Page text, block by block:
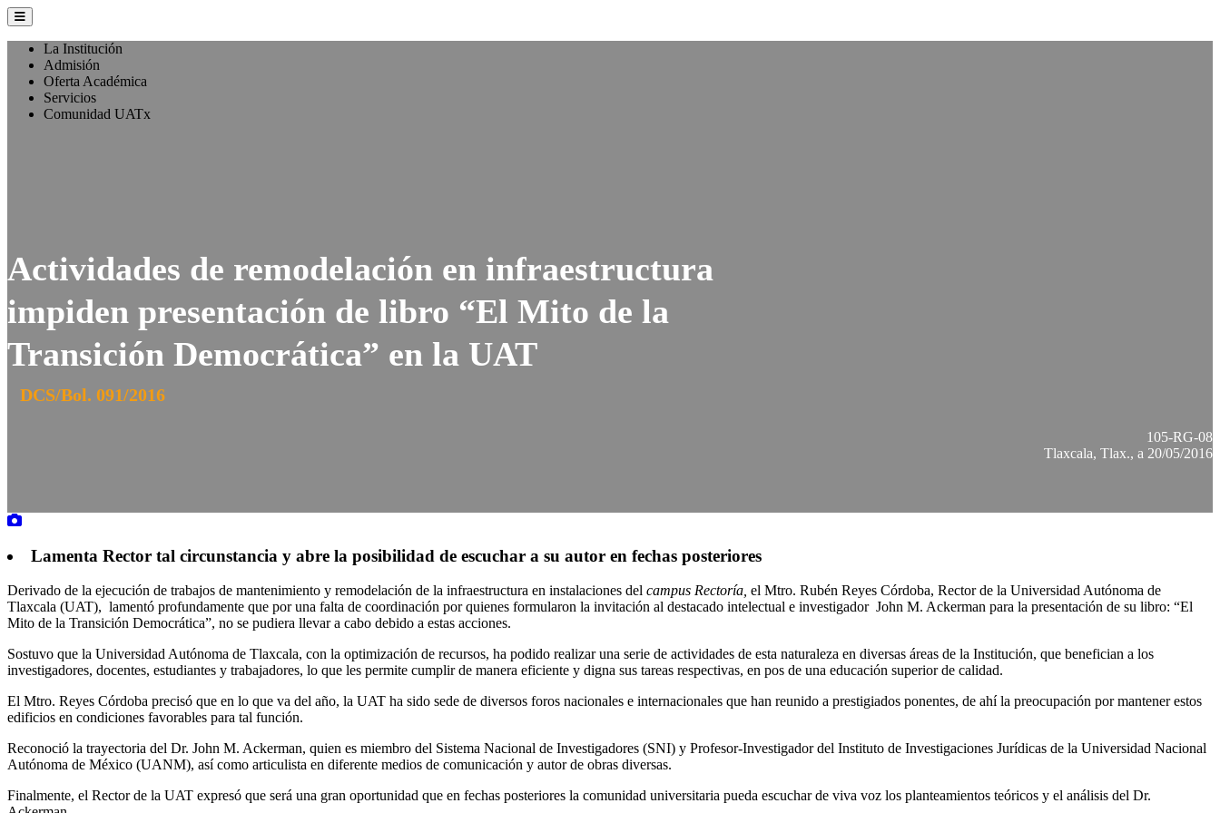
La Institución
Admisión
Oferta Académica
Servicios
Comunidad UATx
Actividades de remodelación en infraestructura
impiden presentación de libro “El Mito de la
Transición Democrática” en la UAT
DCS/Bol. 091/2016
105-RG-08
Tlaxcala, Tlax., a 20/05/2016
Lamenta Rector tal circunstancia y abre la posibilidad de escuchar a su autor en fechas posteriores
Derivado de la ejecución de trabajos de mantenimiento y remodelación de la infraestructura en instalaciones del campus Rectoría, el Mtro. Rubén Reyes Córdoba, Rector de la Universidad Autónoma de
Tlaxcala (UAT), lamentó profundamente que por una falta de coordinación por quienes formularon la invitación al destacado intelectual e investigador John M. Ackerman para la presentación de su libro: “El
Mito de la Transición Democrática”, no se pudiera llevar a cabo debido a estas acciones.
Sostuvo que la Universidad Autónoma de Tlaxcala, con la optimización de recursos, ha podido realizar una serie de actividades de esta naturaleza en diversas áreas de la Institución, que benefician a los
investigadores, docentes, estudiantes y trabajadores, lo que les permite cumplir de manera eficiente y digna sus tareas respectivas, en pos de una educación superior de calidad.
El Mtro. Reyes Córdoba precisó que en lo que va del año, la UAT ha sido sede de diversos foros nacionales e internacionales que han reunido a prestigiados ponentes, de ahí la preocupación por mantener estos
edificios en condiciones favorables para tal función.
Reconoció la trayectoria del Dr. John M. Ackerman, quien es miembro del Sistema Nacional de Investigadores (SNI) y Profesor-Investigador del Instituto de Investigaciones Jurídicas de la Universidad Nacional
Autónoma de México (UANM), así como articulista en diferente medios de comunicación y autor de obras diversas.
Finalmente, el Rector de la UAT expresó que será una gran oportunidad que en fechas posteriores la comunidad universitaria pueda escuchar de viva voz los planteamientos teóricos y el análisis del Dr.